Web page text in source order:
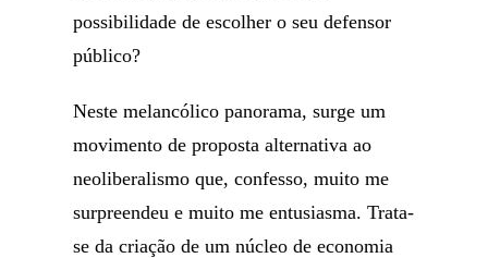
possibilidade de escolher o seu defensor
público?
Neste melancólico panorama, surge um
movimento de proposta alternativa ao
neoliberalismo que, confesso, muito me
surpreendeu e muito me entusiasma. Trata-
se da criação de um núcleo de economia